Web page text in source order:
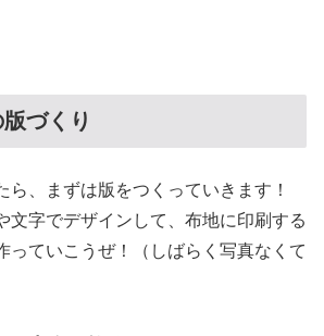
づくり
ら、まずは版をつくっていきます！
文字でデザインして、布地に印刷する
っていこうぜ！（しばらく写真なくて